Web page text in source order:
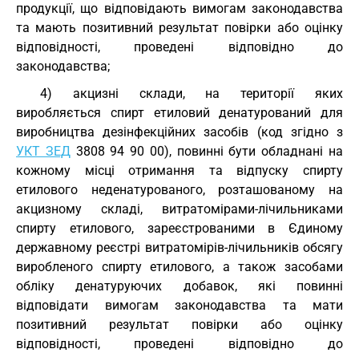
продукції, що відповідають вимогам законодавства
та мають позитивний результат повірки або оцінку
відповідності, проведені відповідно до
законодавства;
4) акцизні склади, на території яких
виробляється спирт етиловий денатурований для
виробництва дезінфекційних засобів (код згідно з
УКТ ЗЕД3808 94 90 00), повинні бути обладнані на
кожному місці отримання та відпуску спирту
етилового неденатурованого, розташованому на
акцизному складі, витратомірами-лічильниками
спирту етилового, зареєстрованими в Єдиному
державному реєстрі витратомірів-лічильників обсягу
виробленого спирту етилового, а також засобами
обліку денатуруючих добавок, які повинні
відповідати вимогам законодавства та мати
позитивний результат повірки або оцінку
відповідності, проведені відповідно до